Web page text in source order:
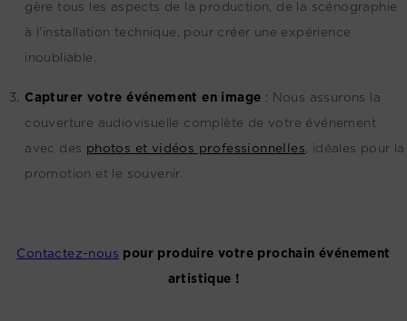
gère tous les aspects de la production, de la scénographie
à l'installation technique, pour créer une expérience
inoubliable.
Capturer votre événement en image : Nous assurons la
couverture audiovisuelle complète de votre événement
avec des photos et vidéos professionnelles, idéales pour la
promotion et le souvenir.
Contactez-nous pour produire votre prochain événement
artistique !